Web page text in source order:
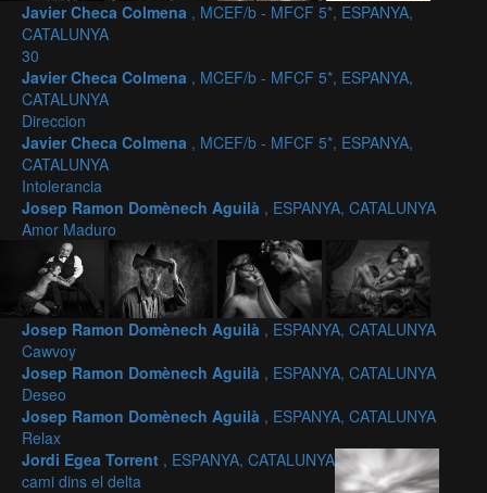
Javier Checa Colmena , MCEF/b - MFCF 5*, ESPANYA,
CATALUNYA
30
Javier Checa Colmena , MCEF/b - MFCF 5*, ESPANYA,
CATALUNYA
Direccion
Javier Checa Colmena , MCEF/b - MFCF 5*, ESPANYA,
CATALUNYA
Intolerancia
Josep Ramon Domènech Aguilà , ESPANYA, CATALUNYA
Amor Maduro
Josep Ramon Domènech Aguilà , ESPANYA, CATALUNYA
Cawvoy
Josep Ramon Domènech Aguilà , ESPANYA, CATALUNYA
Deseo
Josep Ramon Domènech Aguilà , ESPANYA, CATALUNYA
Relax
Jordi Egea Torrent , ESPANYA, CATALUNYA
cami dins el delta